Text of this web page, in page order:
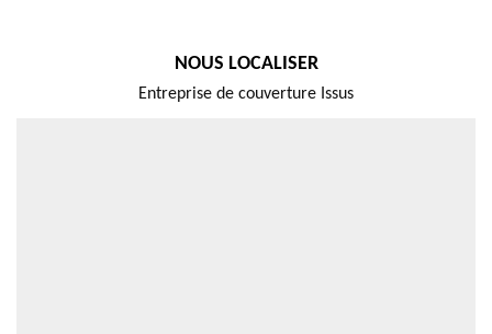
NOUS LOCALISER
Entreprise de couverture Issus